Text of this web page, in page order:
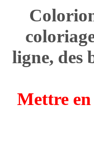
ligne, des
Mettre